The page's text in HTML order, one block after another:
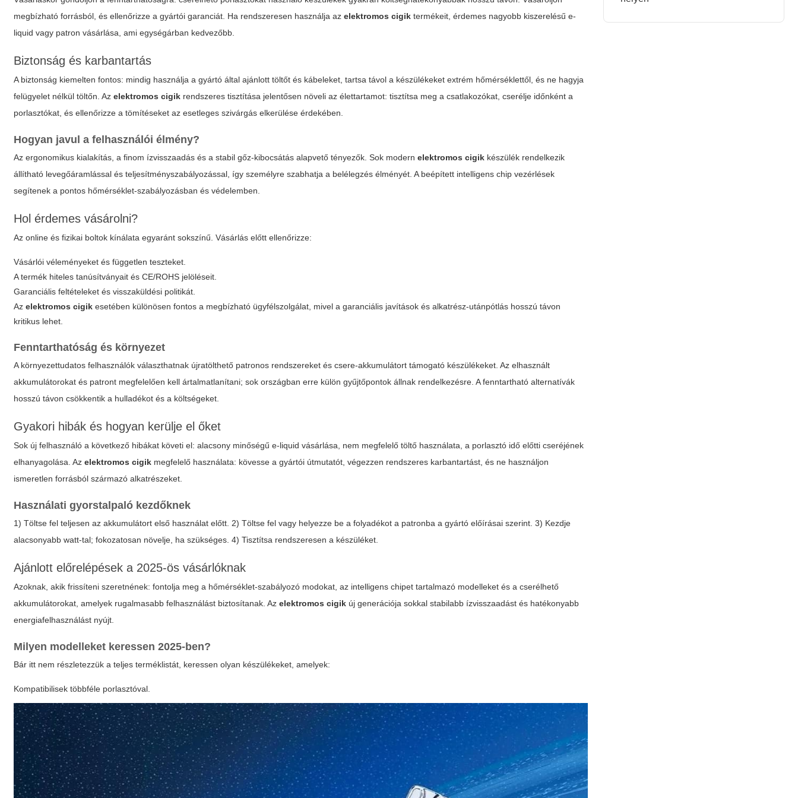
megbízható forrásból, és ellenőrizze a gyártói garanciát. Ha rendszeresen használja azelektromos cigik termékeit, érdemes nagyobb kiszerelésű e-
liquid vagy patron vásárlása, ami egységárban kedvezőbb.
Biztonság és karbantartás
A biztonság kiemelten fontos: mindig használja a gyártó által ajánlott töltőt és kábeleket, tartsa távol a készülékeket extrém hőmérséklettől, és ne hagyja
felügyelet nélkül töltőn. Azelektromos cigik rendszeres tisztítása jelentősen növeli az élettartamot: tisztítsa meg a csatlakozókat, cserélje időnként a
porlasztókat, és ellenőrizze a tömítéseket az esetleges szivárgás elkerülése érdekében.
Hogyan javul a felhasználói élmény?
Az ergonomikus kialakítás, a finom ízvisszaadás és a stabil gőz-kibocsátás alapvető tényezők. Sok modernelektromos cigik készülék rendelkezik
állítható levegőáramlással és teljesítményszabályozással, így személyre szabhatja a belélegzés élményét. A beépített intelligens chip vezérlések
segítenek a pontos hőmérséklet-szabályozásban és védelemben.
Hol érdemes vásárolni?
Az online és fizikai boltok kínálata egyaránt sokszínű. Vásárlás előtt ellenőrizze:
Vásárlói véleményeket és független teszteket.
A termék hiteles tanúsítványait és CE/ROHS jelöléseit.
Garanciális feltételeket és visszaküldési politikát.
Azelektromos cigik esetében különösen fontos a megbízható ügyfélszolgálat, mivel a garanciális javítások és alkatrész-utánpótlás hosszú távon
kritikus lehet.
Fenntarthatóság és környezet
A környezettudatos felhasználók választhatnak újratölthető patronos rendszereket és csere-akkumulátort támogató készülékeket. Az elhasznált
akkumulátorokat és patront megfelelően kell ártalmatlanítani; sok országban erre külön gyűjtőpontok állnak rendelkezésre. A fenntartható alternatívák
hosszú távon csökkentik a hulladékot és a költségeket.
Gyakori hibák és hogyan kerülje el őket
Sok új felhasználó a következő hibákat követi el: alacsony minőségű e-liquid vásárlása, nem megfelelő töltő használata, a porlasztó idő előtti cseréjének
elhanyagolása. Azelektromos cigik megfelelő használata: kövesse a gyártói útmutatót, végezzen rendszeres karbantartást, és ne használjon
ismeretlen forrásból származó alkatrészeket.
Használati gyorstalpaló kezdőknek
1) Töltse fel teljesen az akkumulátort első használat előtt. 2) Töltse fel vagy helyezze be a folyadékot a patronba a gyártó előírásai szerint. 3) Kezdje
alacsonyabb watt-tal; fokozatosan növelje, ha szükséges. 4) Tisztítsa rendszeresen a készüléket.
Ajánlott előrelépések a 2025-ös vásárlóknak
Azoknak, akik frissíteni szeretnének: fontolja meg a hőmérséklet-szabályozó modokat, az intelligens chipet tartalmazó modelleket és a cserélhető
akkumulátorokat, amelyek rugalmasabb felhasználást biztosítanak. Azelektromos cigik új generációja sokkal stabilabb ízvisszaadást és hatékonyabb
energiafelhasználást nyújt.
Milyen modelleket keressen 2025-ben?
Bár itt nem részletezzük a teljes terméklistát, keressen olyan készülékeket, amelyek:
Kompatibilisek többféle porlasztóval.